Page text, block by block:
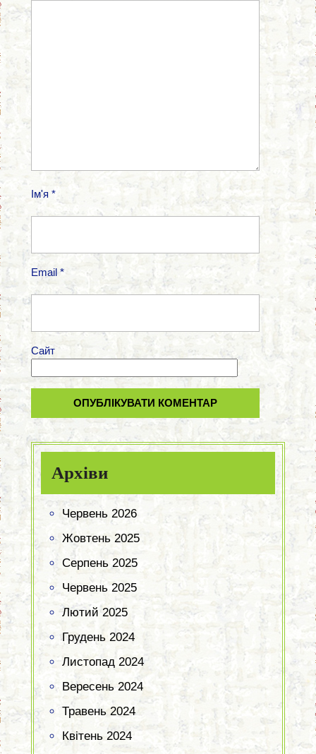
Ім'я *
Email *
Сайт
Архіви
Червень 2026
Жовтень 2025
Серпень 2025
Червень 2025
Лютий 2025
Грудень 2024
Листопад 2024
Вересень 2024
Травень 2024
Квітень 2024